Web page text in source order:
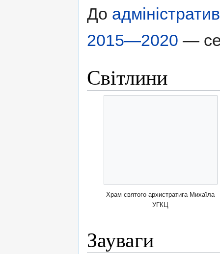
До
2015—2020 —
Світлини
Храм святого архистратига Михаїла
УГКЦ
Зауваги